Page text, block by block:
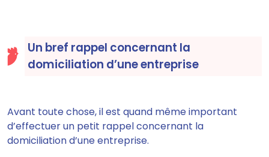
Un bref rappel concernant la
domiciliation d’une entreprise
Avant toute chose, il est quand même important
d’effectuer un petit rappel concernant la
domiciliation d’une entreprise.